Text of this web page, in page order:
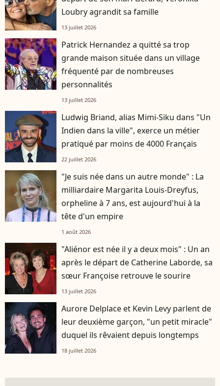
Loubry agrandit sa famille
13 juillet 2026
Patrick Hernandez a quitté sa trop
grande maison située dans un village
fréquenté par de nombreuses
personnalités
13 juillet 2026
Ludwig Briand, alias Mimi-Siku dans "Un
Indien dans la ville", exerce un métier
pratiqué par moins de 4000 Français
22 juillet 2026
"Je suis née dans un autre monde" : La
milliardaire Margarita Louis-Dreyfus,
orpheline à 7 ans, est aujourd'hui à la
tête d'un empire
1 août 2026
"Aliénor est née il y a deux mois" : Un an
après le départ de Catherine Laborde, sa
sœur Françoise retrouve le sourire
13 juillet 2026
Aurore Delplace et Kevin Levy parlent de
leur deuxième garçon, "un petit miracle"
duquel ils rêvaient depuis longtemps
18 juillet 2026